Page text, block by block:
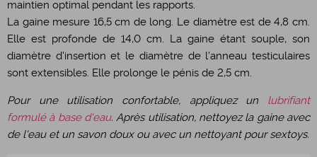
maintien optimal pendant les rapports.
La gaine mesure 16,5 cm de long. Le diamètre est de 4,8 cm.
Elle est profonde de 14,0 cm. La gaine étant souple, son
diamètre d'insertion et le diamètre de l'anneau testiculaires
sont extensibles. Elle prolonge le pénis de 2,5 cm.
Pour une utilisation confortable, appliquez un lubrifiant
formulé à base d'eau. Après utilisation, nettoyez la gaine avec
de l'eau et un savon doux ou avec un nettoyant pour sextoys.